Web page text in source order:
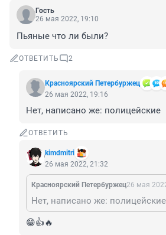
Гость
26 мая 2022, 19:10
Пьяные что ли были?
ОТВЕТИТЬ 2
Красноярский Петербуржец
26 мая 2022, 19:16
Нет, написано же: полицейские
ОТВЕТИТЬ
kimdmitri
26 мая 2022, 21:32
Красноярский Петербуржец26 мая
Нет, написано же: полицейские
😁👍🔥